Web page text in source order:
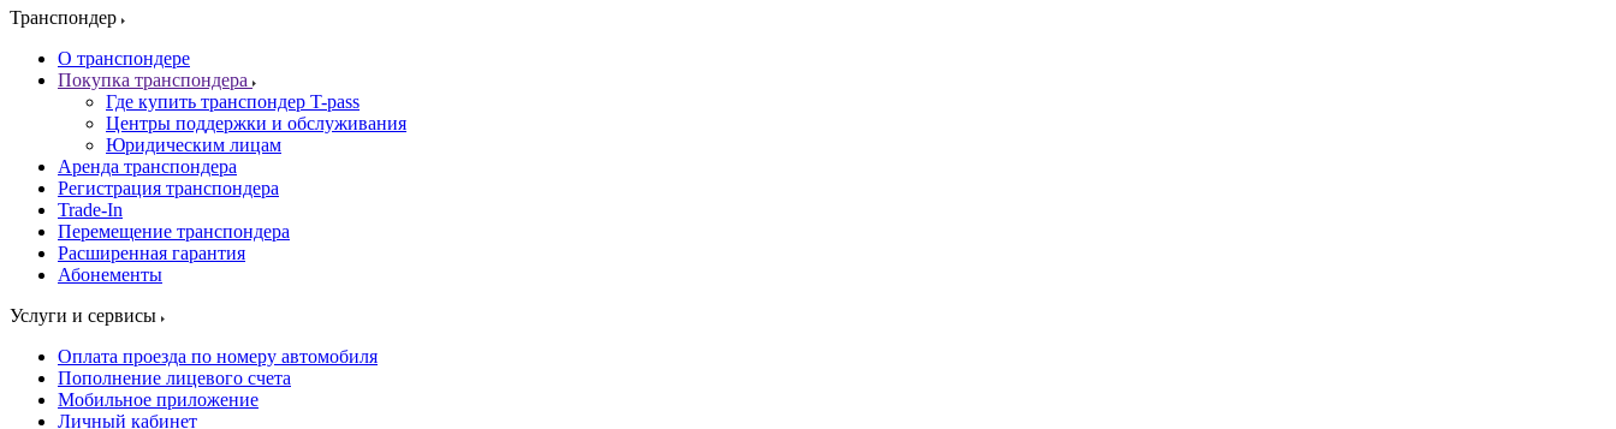
Транспондер
О транспондере
Покупка транспондера
Где купить транспондер T-pass
Центры поддержки и обслуживания
Юридическим лицам
Аренда транспондера
Регистрация транспондера
Trade-In
Перемещение транспондера
Расширенная гарантия
Абонементы
Услуги и сервисы
Оплата проезда по номеру автомобиля
Пополнение лицевого счета
Мобильное приложение
Личный кабинет